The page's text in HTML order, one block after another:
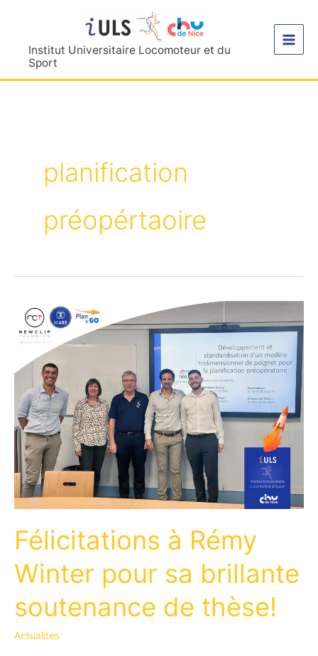
contenuInstitut Universitaire Locomoteur et du
Sport
planification
préopértaoire
Félicitations à Rémy
Winter pour sa brillante
soutenance de thèse!
Actualites